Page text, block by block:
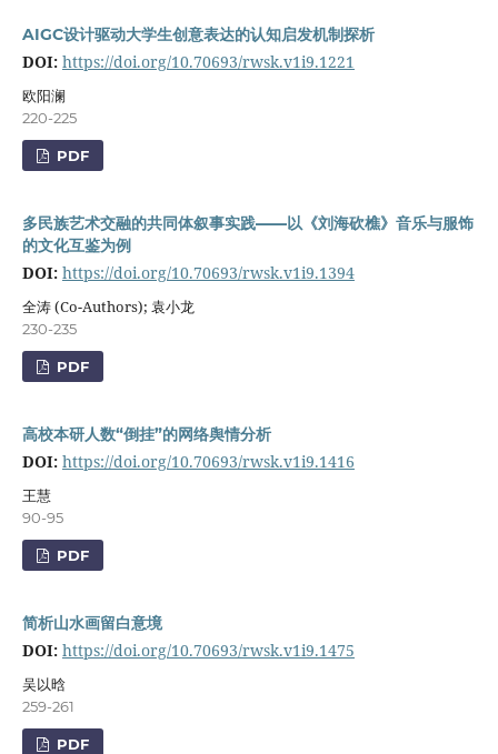
AIGC设计驱动大学生创意表达的认知启发机制探析
DOI: https://doi.org/10.70693/rwsk.v1i9.1221
欧阳澜
220-225
PDF
多民族艺术交融的共同体叙事实践——以《刘海砍樵》音乐与服饰
的文化互鉴为例
DOI: https://doi.org/10.70693/rwsk.v1i9.1394
全涛 (Co-Authors); 袁小龙
230-235
PDF
高校本研人数“倒挂”的网络舆情分析
DOI: https://doi.org/10.70693/rwsk.v1i9.1416
王慧
90-95
PDF
简析山水画留白意境
DOI: https://doi.org/10.70693/rwsk.v1i9.1475
吴以晗
259-261
PDF